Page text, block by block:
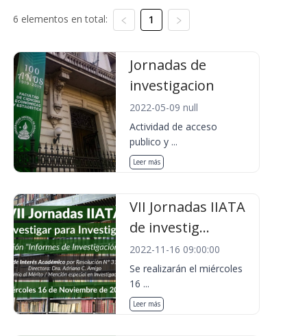
6 elementos en total: 1
Jornadas de
investigacion
2022-05-09 null
Actividad de acceso
publico y ...
Leer más
VII Jornadas IIATA
de investig...
2022-11-16 09:00:00
Se realizarán el miércoles
16 ...
Leer más